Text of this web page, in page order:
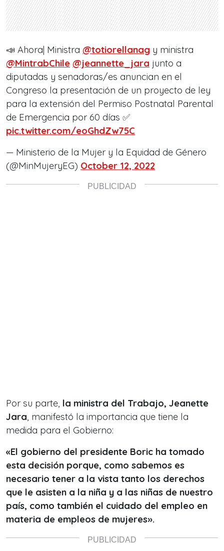
📣 Ahora| Ministra @totiorellanag y ministra
@MintrabChile @jeannette_jara junto a
diputadas y senadoras/es anuncian en el
Congreso la presentación de un proyecto de ley
para la extensión del Permiso Postnatal Parental
de Emergencia por 60 días ✅️
pic.twitter.com/eoGhdZw75C
— Ministerio de la Mujer y la Equidad de Género
(@MinMujeryEG) October 12, 2022
Por su parte, la ministra del Trabajo, Jeanette
Jara, manifestó la importancia que tiene la
medida para el Gobierno:
«El gobierno del presidente Boric ha tomado
esta decisión porque, como sabemos es
necesario tener a la vista tanto los derechos
que le asisten a la niña y a las niñas de nuestro
país, como también el cuidado del empleo en
materia de empleos de mujeres».